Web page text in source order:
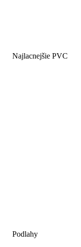
Najlacnejšie PVC
Podlahy